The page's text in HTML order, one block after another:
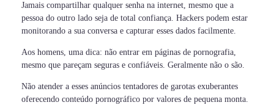
Jamais compartilhar qualquer senha na internet, mesmo que a
pessoa do outro lado seja de total confiança. Hackers podem estar
monitorando a sua conversa e capturar esses dados facilmente.
Aos homens, uma dica: não entrar em páginas de pornografia,
mesmo que pareçam seguras e confiáveis. Geralmente não o são.
Não atender a esses anúncios tentadores de garotas exuberantes
oferecendo conteúdo pornográfico por valores de pequena monta.